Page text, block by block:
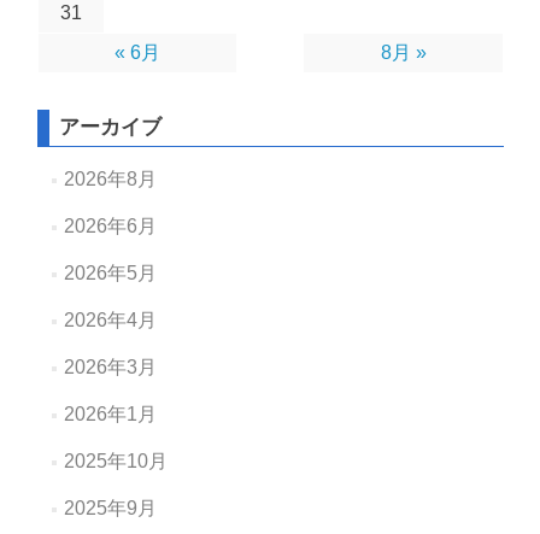
« 6月 8月 »
31
アーカイブ
2026年8月
2026年6月
2026年5月
2026年4月
2026年3月
2026年1月
2025年10月
2025年9月